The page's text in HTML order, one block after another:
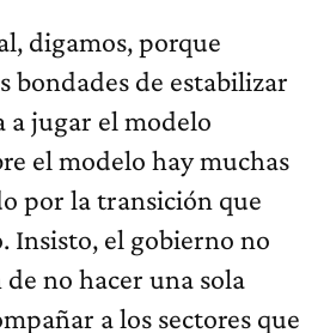
digamos, porque
bondades de estabilizar
a jugar el modelo
el modelo hay muchas
por la transición que
Insisto, el gobierno no
no hacer una sola
a los sectores que